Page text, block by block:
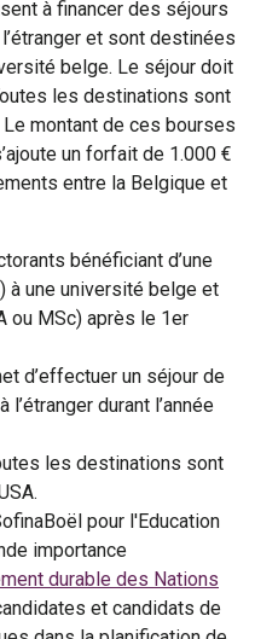
à financer des séjours
et sont destinées
belge. Le séjour doit
les destinations sont
montant de ces bourses
un forfait de 1.000 €
entre la Belgique et
bénéficiant d’une
à une université belge et
ou MSc) après le 1er
d’effectuer un séjour de
durant l’année
les destinations sont
pour l'Education
importance
durable des Nations
et candidats de